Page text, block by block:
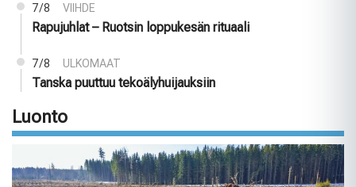
7/8 VIIHDE
Rapujuhlat – Ruotsin loppukesän rituaali
7/8 ULKOMAAT
Tanska puuttuu tekoälyhuijauksiin
Luonto